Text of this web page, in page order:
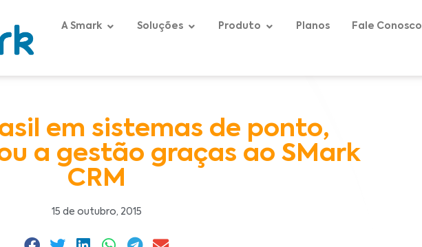
A Smark Soluções Produto Planos Fale Conosco
em sistemas de ponto,
a gestão graças ao SMark
CRM
15 de outubro, 2015